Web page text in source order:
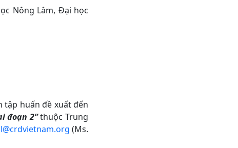
Nông Lâm, Đại học
tập huấn đề xuất đến
đoạn 2”thuộc Trung
(Ms.